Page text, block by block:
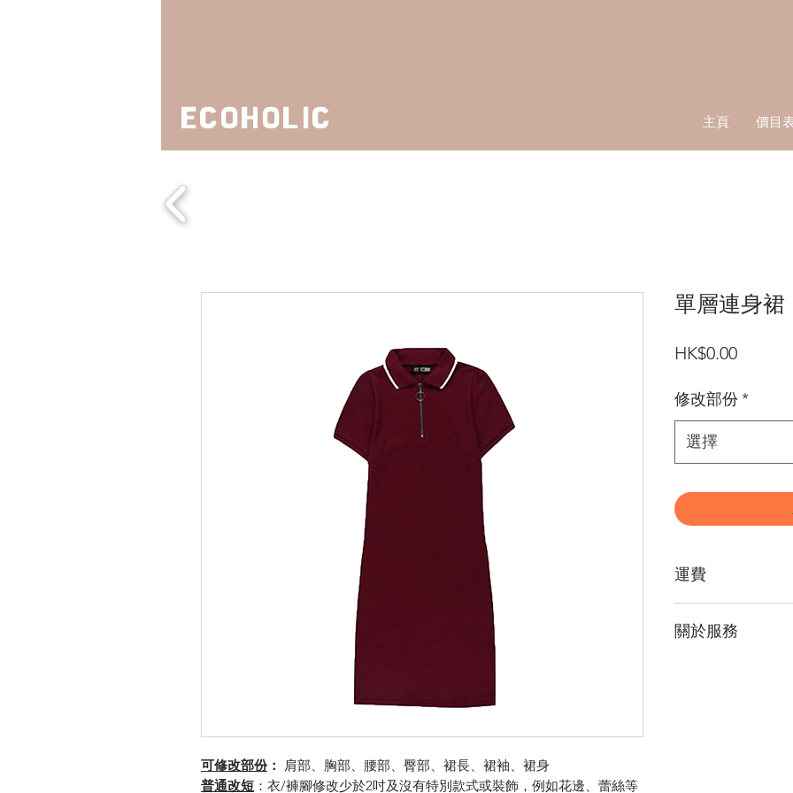
ECOHOLIC 主頁 價目
可修改部份： 肩部、胸部、腰部、臀部、裙長、裙袖、裙身
普通改短 ：衣/褲腳修改少於2吋及沒有特別款式或裝飾，例如花邊、蕾絲等
單層連身裙
HK$0.00價
修改部份*
選擇
運費
則需付$50運
關於服務